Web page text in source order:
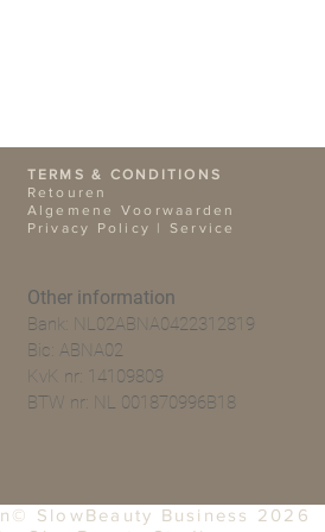
TERMS & CONDITIONS
Retouren
Algemene Voorwaarden
Privacy Policy | Service
Other information
Bank: NL02ABNA0422312819
Bic: ABNA02
KvK nr: 14109809
BTW nr: NL 001870996B18
SlowBeauty Business 2026